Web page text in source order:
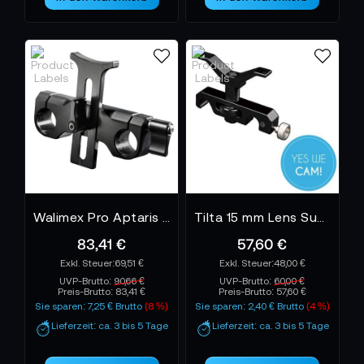
83,41 €
69,51 €
UVP-Brutto: 90,66 €
Preis-Brutto: 83,41 €
Sie sparen: 7,25 € Brutto(8 %)
Lieferzeit: ca. 3 bis 5 Tage
57,60 €
48,00 €
UVP-Brutto: 60,00 €
Preis-Brutto: 57,60 €
Sie sparen: 2,40 € Brutto (4 %)
Lieferzeit: ca. 3 bis 5 Tage